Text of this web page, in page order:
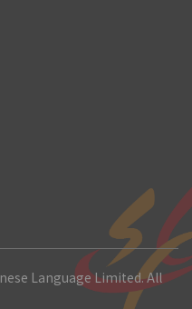
Language Limited. All